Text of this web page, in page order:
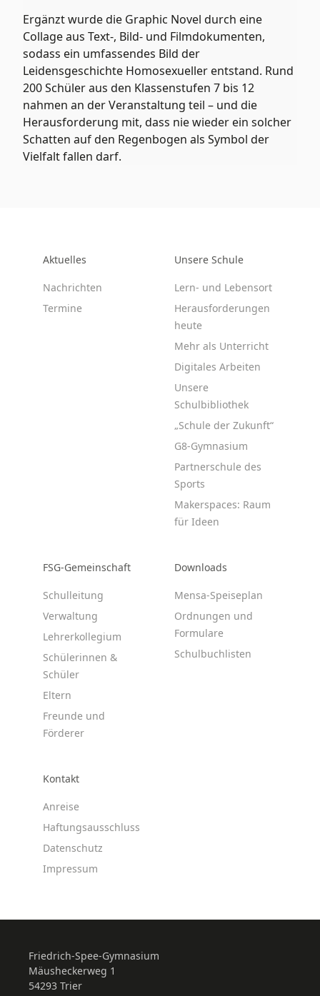
Ergänzt wurde die Graphic Novel durch eine
Collage aus Text-, Bild- und Filmdokumenten,
sodass ein umfassendes Bild der
Leidensgeschichte Homosexueller entstand. Rund
200 Schüler aus den Klassenstufen 7 bis 12
nahmen an der Veranstaltung teil – und die
Herausforderung mit, dass nie wieder ein solcher
Schatten auf den Regenbogen als Symbol der
Vielfalt fallen darf.
Aktuelles
Nachrichten
Termine
Unsere Schule
Lern- und Lebensort
Herausforderungen
heute
Mehr als Unterricht
Digitales Arbeiten
Unsere
Schulbibliothek
„Schule der Zukunft“
G8-Gymnasium
Partnerschule des
Sports
Makerspaces: Raum
für Ideen
FSG-Gemeinschaft
Schulleitung
Verwaltung
Lehrerkollegium
Schülerinnen &
Schüler
Eltern
Freunde und
Förderer
Downloads
Mensa-Speiseplan
Ordnungen und
Formulare
Schulbuchlisten
Kontakt
Anreise
Haftungsausschluss
Datenschutz
Impressum
Friedrich-Spee-Gymnasium
Mäusheckerweg 1
54293 Trier